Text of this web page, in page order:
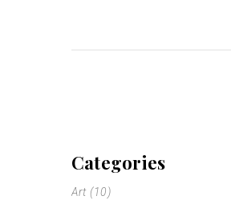
Categories
Art (10)